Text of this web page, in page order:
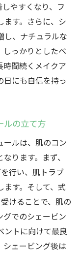
やすくなり、フ
ます。さらに、シ
し、ナチュラルな
っかりとしたベ
時間続くメイクア
日にも自信を持っ
ルの立て方
ールは、肌のコン
ります。まず、
行い、肌トラブ
す。そして、式
けることで、肌の
でのシェービン
ントに向けて最良
シェービング後は